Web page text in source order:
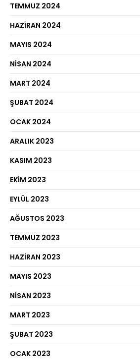
TEMMUZ 2024
HAZIRAN 2024
MAYIS 2024
NISAN 2024
MART 2024
ŞUBAT 2024
OCAK 2024
ARALIK 2023
KASIM 2023
EKIM 2023
EYLÜL 2023
AĞUSTOS 2023
TEMMUZ 2023
HAZIRAN 2023
MAYIS 2023
NISAN 2023
MART 2023
ŞUBAT 2023
OCAK 2023